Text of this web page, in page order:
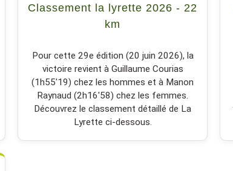
Classement la lyrette 2026 - 22
km
Pour cette 29e édition (20 juin 2026), la
victoire revient à Guillaume Courias
(1h55'19) chez les hommes et à Manon
Raynaud (2h16'58) chez les femmes.
Découvrez le classement détaillé de La
Lyrette ci-dessous.